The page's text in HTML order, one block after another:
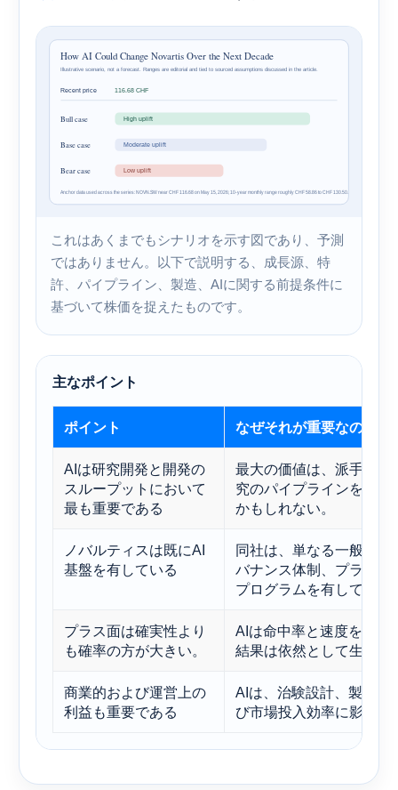
これはあくまでもシナリオを示す図であり、予測
ではありません。以下で説明する、成長源、特
許、パイプライン、製造、AIに関する前提条件に
基づいて株価を捉えたものです。
主なポイント
ポイント なぜそれが重要なのか
AIは研究開発と開発の
スループットにおいて
最も重要である
最大の価値は、派手な消
究のパイプラインをよ
かもしれない。
ノバルティスは既にAI
基盤を有している
同社は、単なる一般的
バナンス体制、プラッ
プログラムを有している
プラス面は確実性より
も確率の方が大きい。
AIは命中率と速度を向上
結果は依然として生物学
商業的および運営上の
利益も重要である
AIは、治験設計、製造計
び市場投入効率に影響